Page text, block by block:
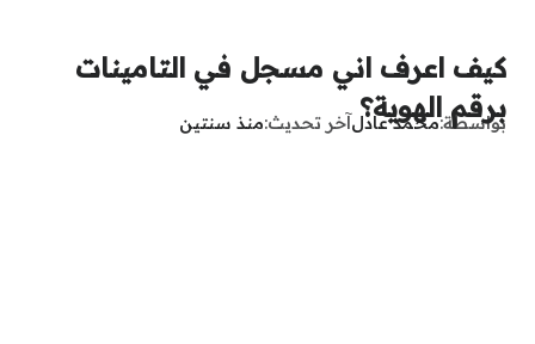
كيف اعرف اني مسجل في التامينات
برقم الهوية؟
بواسطةمحمد عادلآخر تحديث منذ سنتين